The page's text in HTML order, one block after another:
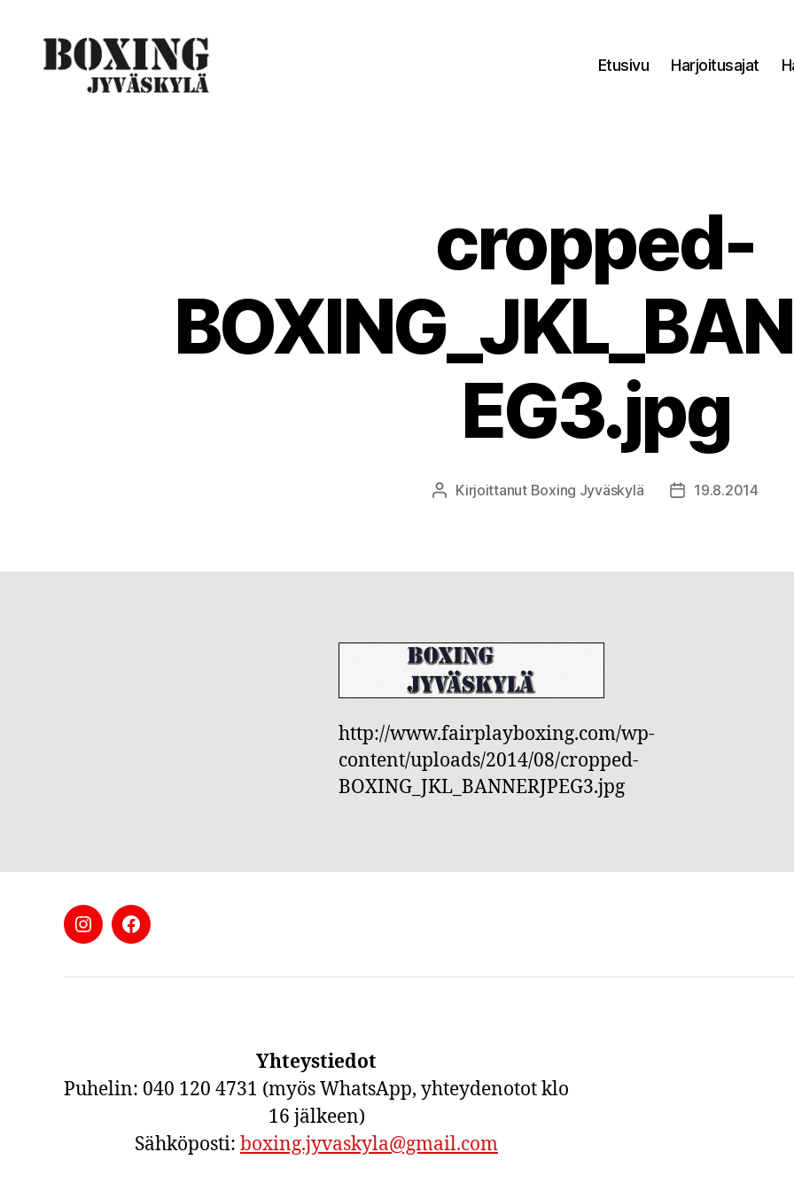
Etusivu Harjoitusajat
cropped-
EG3.jpg
Kirjoittaja
Kirjoittanut Boxing Jyväskylä 19.8.2014
http://www.fairplayboxing.com/wp-
content/uploads/2014/08/cropped-
BOXING_JKL_BANNERJPEG3.jpg
Boxing
Instagramissa
Boxing
Facebookissa
Yhteystiedot
Puhelin: 040 120 4731 (myös WhatsApp, yhteydenotot klo
16 jälkeen)
Sähköposti: boxing.jyvaskyla@gmail.com